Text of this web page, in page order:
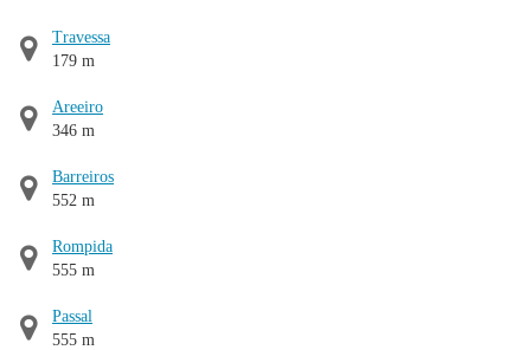
Travessa
179 m
Areeiro
346 m
Barreiros
552 m
Rompida
555 m
Passal
555 m